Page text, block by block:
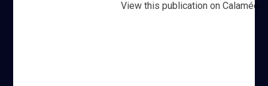
View this publication on Calaméo